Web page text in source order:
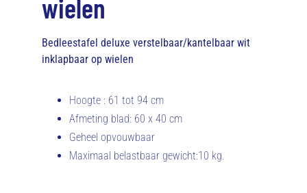
wielen
Bedleestafel deluxe verstelbaar/kantelbaar wit
inklapbaar op wielen
Hoogte : 61 tot 94 cm
Afmeting blad: 60 x 40 cm
Geheel opvouwbaar
Maximaal belastbaar gewicht:10 kg.